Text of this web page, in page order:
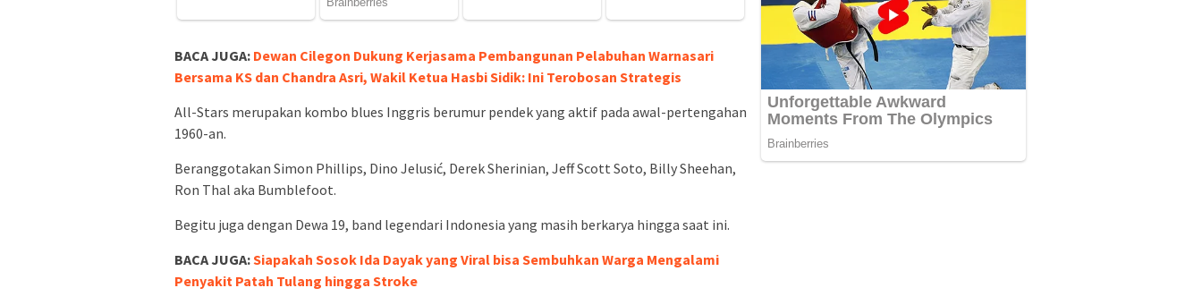
BACA JUGA: Dewan Cilegon Dukung Kerjasama Pembangunan Pelabuhan Warnasari
Bersama KS dan Chandra Asri, Wakil Ketua Hasbi Sidik: Ini Terobosan Strategis
All-Stars merupakan kombo blues Inggris berumur pendek yang aktif pada awal-pertengahan
1960-an.
Beranggotakan Simon Phillips, Dino Jelusić, Derek Sherinian, Jeff Scott Soto, Billy Sheehan,
Ron Thal aka Bumblefoot.
Begitu juga dengan Dewa 19, band legendari Indonesia yang masih berkarya hingga saat ini.
BACA JUGA:Siapakah Sosok Ida Dayak yang Viral bisa Sembuhkan Warga Mengalami
Penyakit Patah Tulang hingga Stroke